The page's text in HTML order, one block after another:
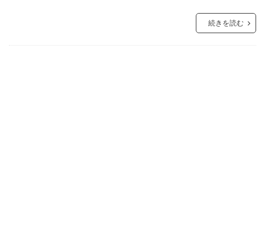
続きを読む